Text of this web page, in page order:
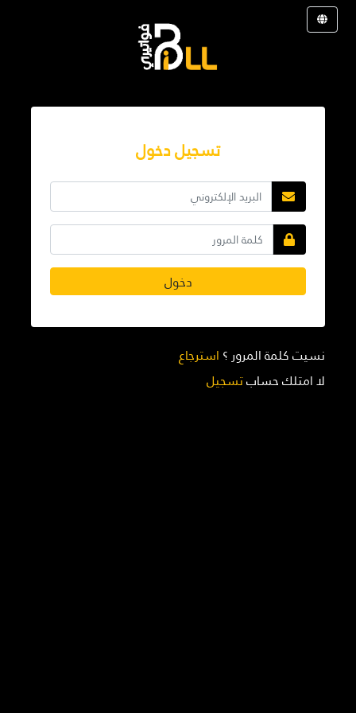
تسجيل دخول
دخول
نسيت كلمة المرور ؟ استرجاع
لا امتلك حسابتسجيل